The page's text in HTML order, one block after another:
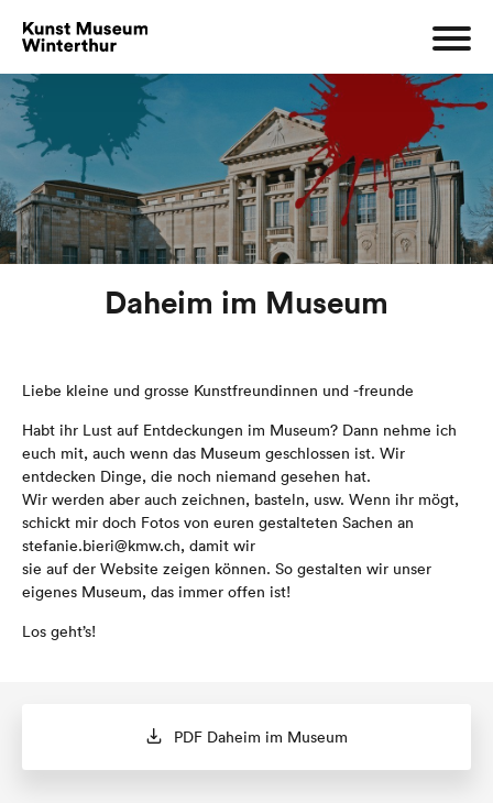
Daheim im Museum
Liebe kleine und grosse Kunstfreundinnen und -freunde
Habt ihr Lust auf Entdeckungen im Museum? Dann nehme ich
euch mit, auch wenn das Museum geschlossen ist. Wir
entdecken Dinge, die noch niemand gesehen hat.
Wir werden aber auch zeichnen, basteln, usw. Wenn ihr mögt,
schickt mir doch Fotos von euren gestalteten Sachen an
stefanie.bieri@kmw.ch, damit wir
sie auf der Website zeigen können. So gestalten wir unser
eigenes Museum, das immer offen ist!
Los geht’s!
PDF Daheim im Museum